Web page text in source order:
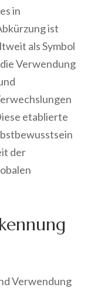
in
ist
als Symbol
Verwendung
etablierte
der
Verwendung